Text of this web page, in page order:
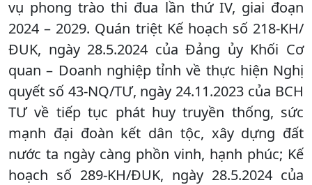
vụ phong trào thi đua lần thứ IV, giai đoạn
2024 – 2029. Quán triệt Kế hoạch số 218-KH/
ĐUK, ngày 28.5.2024 của Đảng ủy Khối Cơ
quan – Doanh nghiệp tỉnh về thực hiện Nghị
quyết số 43-NQ/TƯ, ngày 24.11.2023 của BCH
TƯ về tiếp tục phát huy truyền thống, sức
mạnh đại đoàn kết dân tộc, xây dựng đất
nước ta ngày càng phồn vinh, hạnh phúc; Kế
hoạch số 289-KH/ĐUK, ngày 28.5.2024 của